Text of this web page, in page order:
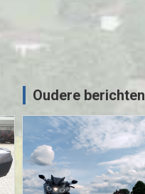
Oudere berichten